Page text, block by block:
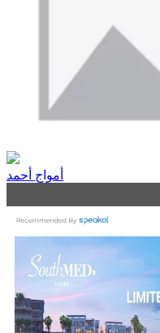
أمواج أحمد